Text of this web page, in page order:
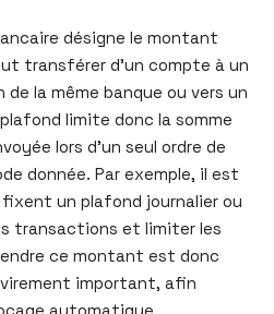
désigne le montant
transférer d’un compte à un
la même banque ou vers un
limite donc la somme
lors d’un seul ordre de
donnée. Par exemple, il est
un plafond journalier ou
transactions et limiter les
ce montant est donc
important, afin